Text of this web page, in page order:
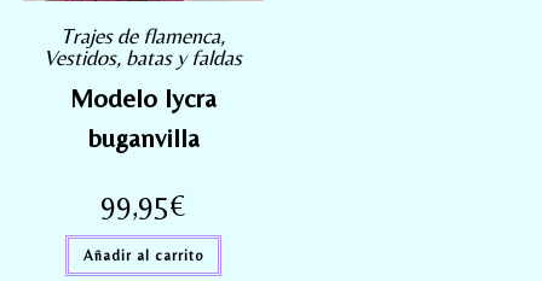
Trajes de flamenca,
Vestidos, batas y faldas
Modelo lycra
buganvilla
99,95€
Añadir al carrito